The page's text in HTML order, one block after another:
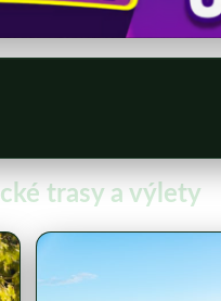
trasy a výlety